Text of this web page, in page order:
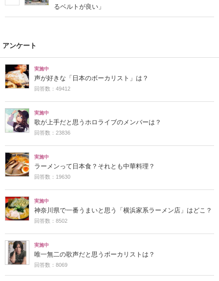
るベルトが良い」
アンケート
実施中
声が好きな「日本のボーカリスト」は？
回答数：49412
実施中
歌が上手だと思うホロライブのメンバーは？
回答数：23836
実施中
ラーメンって日本食？それとも中華料理？
回答数：19630
実施中
神奈川県で一番うまいと思う「横浜家系ラーメン店」はどこ？
回答数：8502
実施中
唯一無二の歌声だと思うボーカリストは？
回答数：8069